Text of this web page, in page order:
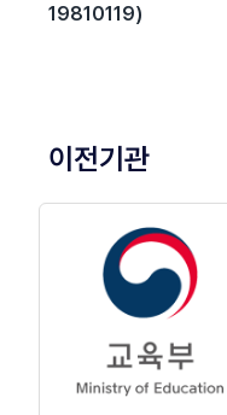
19810119)
이전기관